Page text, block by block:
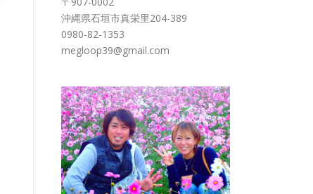
沖縄県石垣市真栄里204-389
0980-82-1353
megloop39@gmail.com